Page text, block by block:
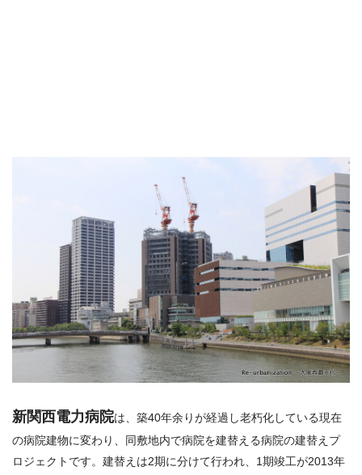
新関西電力病院は、築40年余りが経過し老朽化している現在
の病院建物に変わり、同敷地内で病院を建替える病院の建替えプ
ロジェクトです。建替えは2期に分けて行われ、1期竣工が2013年